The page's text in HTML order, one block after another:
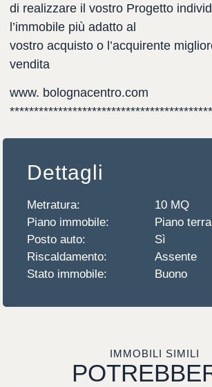
di realizzare il vostro Progetto
l’immobile più adatto al
vostro acquisto o l’acquirente
vendita
www. bolognacentro.com
Dettagli
Metratura:
10 MQ
Piano immobile:
Piano terra
Posto auto:
Sì
Riscaldamento:
Assente
Stato immobile:
Buono
IMMOBILI SIMILI